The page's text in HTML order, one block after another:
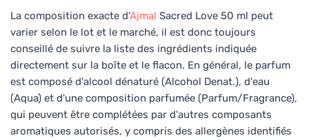
La composition exacte d'Ajmal Sacred Love 50 ml peut
varier selon le lot et le marché, il est donc toujours
conseillé de suivre la liste des ingrédients indiquée
directement sur la boîte et le flacon. En général, le parfum
est composé d'alcool dénaturé (Alcohol Denat.), d'eau
(Aqua) et d'une composition parfumée (Parfum/Fragrance),
qui peuvent être complétées par d'autres composants
aromatiques autorisés, y compris des allergènes identifiés